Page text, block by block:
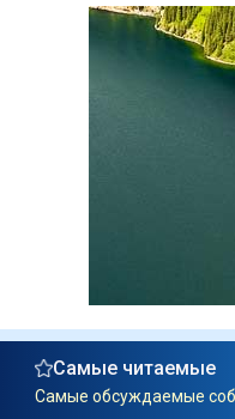
Самые читаемые
Самые обсуждаемые